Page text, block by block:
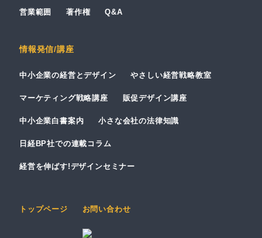
営業範囲 著作権 Q&A
情報発信/講座
中小企業の経営とデザイン やさしい経営戦略教室
マーケティング戦略講座 販促デザイン講座
中小企業白書案内 小さな会社の法律知識
日経BP社での連載コラム
経営を伸ばす!デザインセミナー
トップページ お問い合わせ